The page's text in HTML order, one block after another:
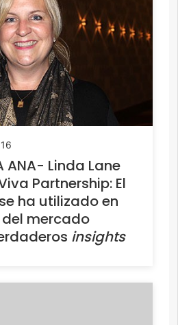
ANA- Linda Lane
Partnership: El
se ha utilizado en
mercado
insights